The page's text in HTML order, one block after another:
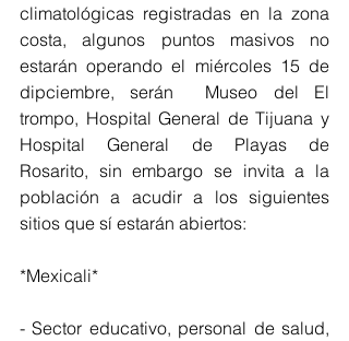
climatológicas registradas en la zona
costa, algunos puntos masivos no
estarán operando el miércoles 15 de
dipciembre, serán  Museo del El
trompo, Hospital General de Tijuana y
Hospital General de Playas de
Rosarito, sin embargo se invita a la
población a acudir a los siguientes
sitios que sí estarán abiertos:
*Mexicali*
- Sector educativo, personal de salud,